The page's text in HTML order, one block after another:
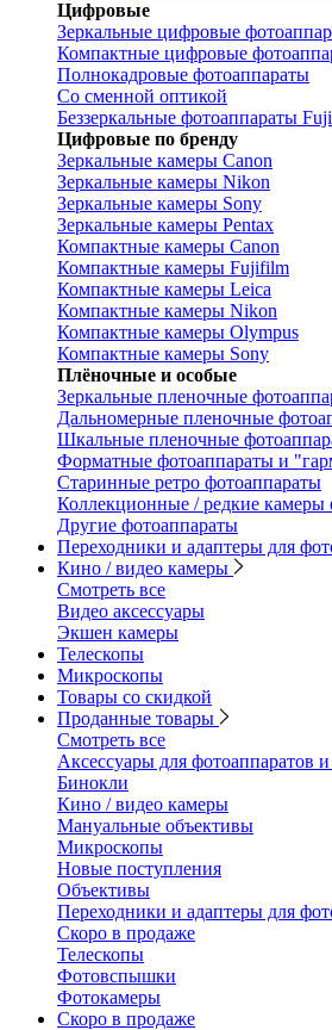
Цифровые
Зеркальные цифровые
Компактные цифровые
Полнокадровые фотоаппараты
Со сменной оптикой
Беззеркальные фотоаппараты
Цифровые по бренду
Зеркальные камеры Canon
Зеркальные камеры Nikon
Зеркальные камеры Sony
Зеркальные камеры Pentax
Компактные камеры Canon
Компактные камеры Fujifilm
Компактные камеры Leica
Компактные камеры Nikon
Компактные камеры Olympus
Компактные камеры Sony
Плёночные и особые
Зеркальные пленочные
Дальномерные пленочные
Шкальные пленочные
Форматные фотоаппараты и
Старинные ретро фотоаппараты
Коллекционные / редкие камеры
Другие фотоаппараты
Переходники и адаптеры для
Кино / видео камеры
Смотреть все
Видео аксессуары
Экшен камеры
Телескопы
Микроскопы
Товары со скидкой
Проданные товары
Смотреть все
Аксессуары для фотоаппаратов
Бинокли
Кино / видео камеры
Мануальные объективы
Микроскопы
Новые поступления
Объективы
Переходники и адаптеры для
Скоро в продаже
Телескопы
Фотовспышки
Фотокамеры
Скоро в продаже